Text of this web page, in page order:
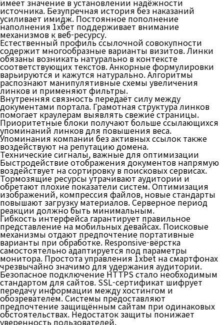
имеет значение в установлении надёжности
источника. Безупречная история без наказаний
усиливает имидж. Постоянное пополнение
наполнения 1хбет поддерживает внимание
механизмов к веб-ресурсу.
Естественный профиль ссылочной совокупности
содержит многообразные варианты визитов. Линки
обязаны возникать натурально в контексте
соответствующих текстов. Анкорные формулировки
варьируются и кажутся натурально. Алгоритмы
распознают манипулятивные схемы увеличения
линков и применяют фильтры.
Внутренняя связность передаёт силу между
документами портала. Грамотная структура линков
помогает краулерам выявлять свежие страницы.
Приоритетные блоки получают больше ссылающихся
упоминаний линков для повышения веса.
Упоминания компании без активных ссылок также
воздействуют на репутацию домена.
Технические сигналы, важные для оптимизации
Быстродействие отображения документов напрямую
воздействует на сортировку в поисковых сервисах.
Тормозящие ресурсы утрачивают аудитории и
обретают плохие показатели систем. Оптимизация
изображений, компрессия файлов, новые стандарты
повышают загрузку материалов. Серверное период
реакции должно быть минимальным.
Гибкость интерфейса гарантирует правильное
представление на мобильных девайсах. Поисковые
механизмы отдают предпочтение портативные
варианты при обработке. Responsive-вёрстка
самостоятельно адаптируется под параметры
монитора. Простота управления 1xbet на смартфонах
чрезвычайно значимо для удержания аудитории.
Безопасное подключение HTTPS стало необходимым
стандартом для сайтов. SSL-сертификат шифрует
передачу информации между хостингом и
обозревателем. Системы предоставляют
предпочтение защищённым сайтам при одинаковых
обстоятельствах. Недостаток защиты понижает
уверенность пользователей.